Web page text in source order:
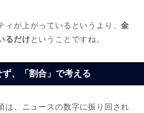
ィが上がっているというより、金
るだけということですね。
ず、「割合」で考える
は、ニュースの数字に振り回され